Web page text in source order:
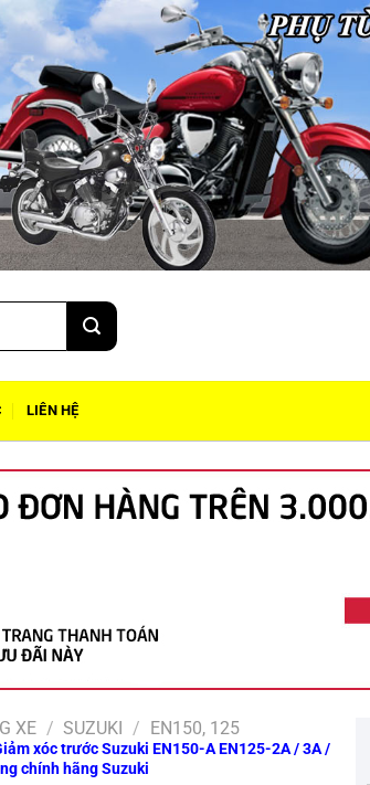
LIÊN HỆ
XE / SUZUKI / EN150, 125
xóc trước Suzuki EN150-A EN125-2A / 3A /
chính hãng Suzuki